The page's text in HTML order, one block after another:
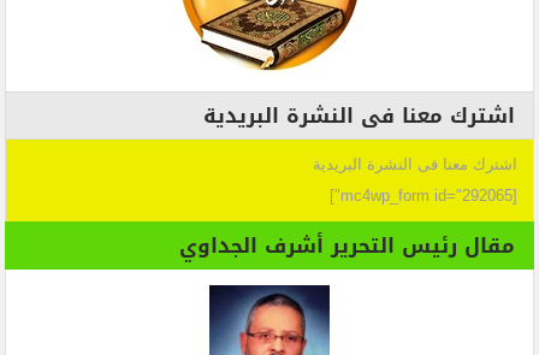
اشترك معنا فى النشرة البريدية
اشترك معنا فى النشرة البريدية
[mc4wp_form id="292065"]
مقال رئيس التحرير أشرف الجداوي